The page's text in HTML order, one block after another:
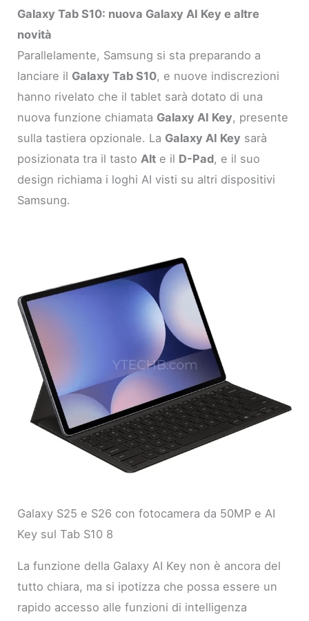
Galaxy Tab S10: nuova Galaxy AI Key e altre
novità
Parallelamente, Samsung si sta preparando a
lanciare il Galaxy Tab S10, e nuove indiscrezioni
hanno rivelato che il tablet sarà dotato di una
nuova funzione chiamata Galaxy AI Key, presente
sulla tastiera opzionale. La Galaxy AI Key sarà
posizionata tra il tasto Alt e il D-Pad, e il suo
design richiama i loghi AI visti su altri dispositivi
Samsung.
Galaxy S25 e S26 con fotocamera da 50MP e AI
Key sul Tab S10 8
La funzione della Galaxy AI Key non è ancora del
tutto chiara, ma si ipotizza che possa essere un
rapido accesso alle funzioni di intelligenza